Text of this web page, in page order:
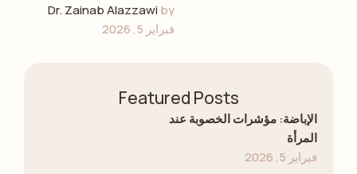
concerns, emotional
well-being, and safe
Zainab Alazzawi, …
by
Dr. Zainab Alazzawi
فبراير 5, 2026
Featured Posts
الإباضة: مؤشرات الخصوبة عند
المرأة
فبراير 5, 2026